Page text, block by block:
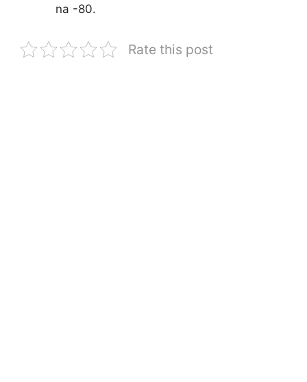
na -80.
Rate this post